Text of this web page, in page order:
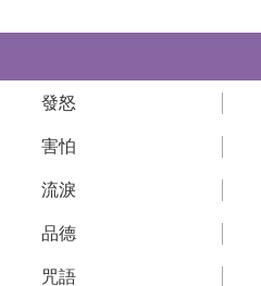
發怒
害怕
流淚
品德
咒語